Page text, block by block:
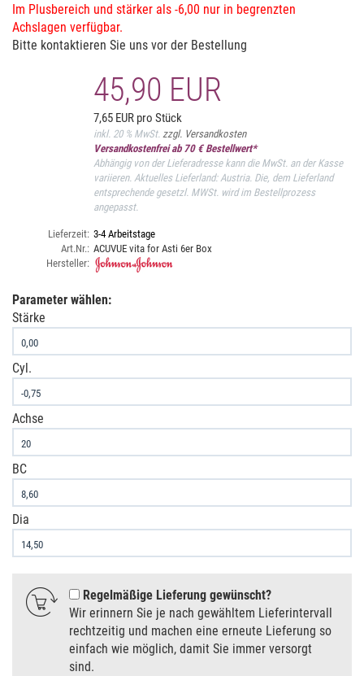
Im Plusbereich und stärker als -6,00 nur in begrenzten
Achslagen verfügbar.
Bitte kontaktieren Sie uns vor der Bestellung
45,90 EUR
7,65 EUR pro Stück
inkl. 20 % MwSt. zzgl. Versandkosten
Versandkostenfrei ab 70 € Bestellwert*
Abhängig von der Lieferadresse kann die MwSt. an der Kasse
variieren. Aktuelles Lieferland: Austria. Die, dem Lieferland
entsprechende gesetzl. MWSt. wird im Bestellprozess
angepasst.
Lieferzeit: 3-4 Arbeitstage
Art.Nr.: ACUVUE vita for Asti 6er Box
Hersteller:
Parameter wählen:
Stärke
Cyl.
Achse
BC
Dia
Regelmäßige Lieferung gewünscht
Wir erinnern Sie je nach gewähltem Lieferintervall
rechtzeitig und machen eine erneute Lieferung so
einfach wie möglich, damit Sie immer versorgt
sind.